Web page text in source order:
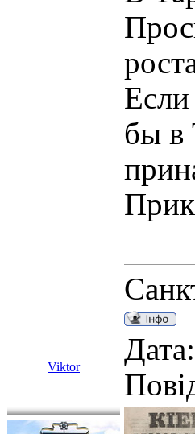
Если
бы в
Viktor